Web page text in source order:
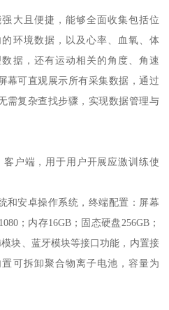
大且便捷，能够全面收集包括位
环境数据，以及心率、血氧、体
据，还有运动相关的角度、角速
幕可直观展示所有采集数据，通过
需复杂查找步骤，实现数据管理与
户端，用于用户开展应激训练使
和安卓操作系统，终端配置：屏幕
；内存16GB；固态硬盘256GB；
块、蓝牙模块等接口功能，内置接
可拆卸聚合物离子电池，容量为